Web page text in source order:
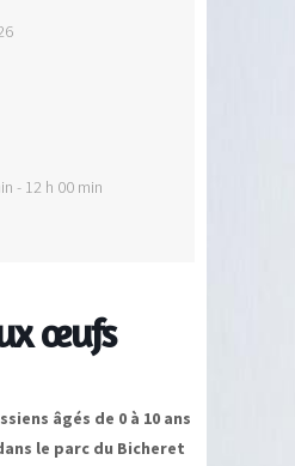
- 12 h 00 min
œufs
âgés de 0 à 10 ans
le parc du Bicheret